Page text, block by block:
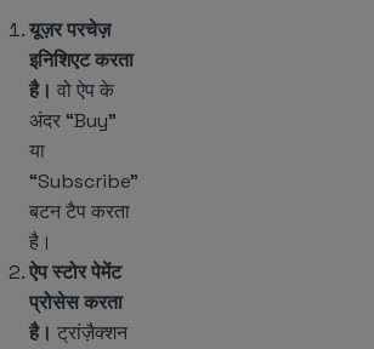
यूज़र परचेज़
इनिशिएट करता
है। वो ऐप के
अंदर “Buy”
या
“Subscribe”
बटन टैप करता
है।
ऐप स्टोर पेमेंट
प्रोसेस करता
है। ट्रांज़ैक्शन